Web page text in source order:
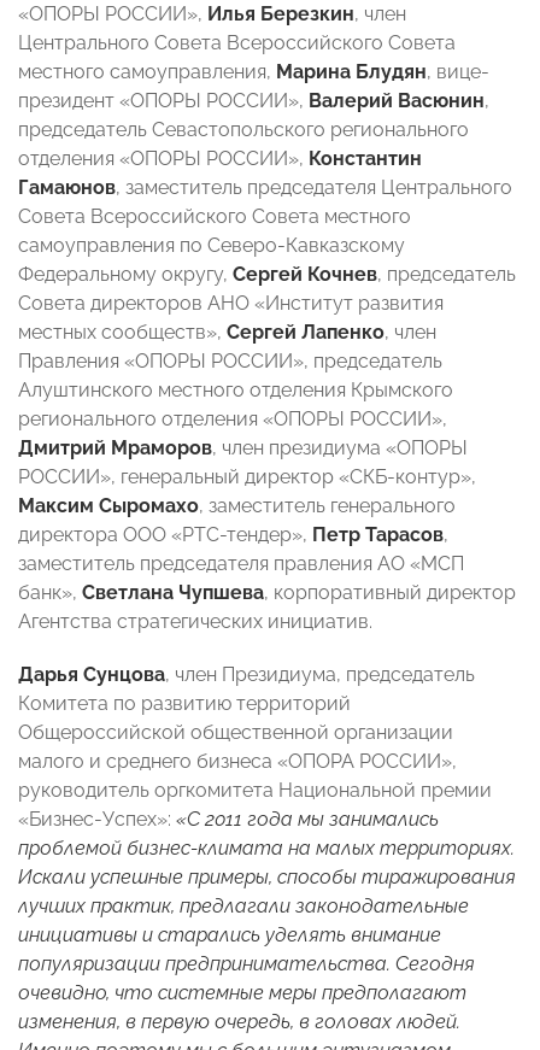
«ОПОРЫ РОССИИ», Илья Березкин, член
Центрального Совета Всероссийского Совета
местного самоуправления, Марина Блудян, вице-
президент «ОПОРЫ РОССИИ», Валерий Васюнин,
председатель Севастопольского регионального
отделения «ОПОРЫ РОССИИ», Константин
Гамаюнов, заместитель председателя Центрального
Совета Всероссийского Совета местного
самоуправления по Северо-Кавказскому
Федеральному округу, Сергей Кочнев, председатель
Совета директоров АНО «Институт развития
местных сообществ», Сергей Лапенко, член
Правления «ОПОРЫ РОССИИ», председатель
Алуштинского местного отделения Крымского
регионального отделения «ОПОРЫ РОССИИ»,
Дмитрий Мраморов, член президиума «ОПОРЫ
РОССИИ», генеральный директор «СКБ-контур»,
Максим Сыромахо, заместитель генерального
директора ООО «РТС-тендер», Петр Тарасов,
заместитель председателя правления АО «МСП
банк», Светлана Чупшева, корпоративный директор
Агентства стратегических инициатив.
Дарья Сунцова, член Президиума, председатель
Комитета по развитию территорий
Общероссийской общественной организации
малого и среднего бизнеса «ОПОРА РОССИИ»,
руководитель оргкомитета Национальной премии
«Бизнес-Успех»: «С 2011 года мы занимались
проблемой бизнес-климата на малых территориях.
Искали успешные примеры, способы тиражирования
лучших практик, предлагали законодательные
инициативы и старались уделять внимание
популяризации предпринимательства. Сегодня
очевидно, что системные меры предполагают
изменения, в первую очередь, в головах людей.